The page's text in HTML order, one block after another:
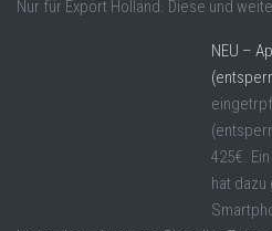
Nur für Export Holland. Diese und
NEU –
425€.
hat